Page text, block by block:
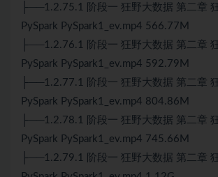
├──1.2.75.1 阶段一 狂野大数据 第二章
PySpark PySpark1_ev.mp4 566.77M
├──1.2.76.1 阶段一 狂野大数据 第二章
PySpark PySpark1_ev.mp4 592.79M
├──1.2.77.1 阶段一 狂野大数据 第二章
PySpark PySpark1_ev.mp4 804.86M
├──1.2.78.1 阶段一 狂野大数据 第二章
PySpark PySpark1_ev.mp4 745.66M
├──1.2.79.1 阶段一 狂野大数据 第二章